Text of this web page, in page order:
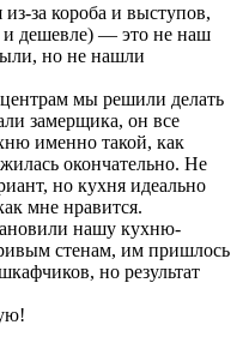
за короба и выступов,
и дешевле) — это не наш
но не нашли
мы решили делать
замерщика, он все
именно такой, как
окончательно. Не
но кухня идеально
мне нравится.
нашу кухню-
стенам, им пришлось
но результат